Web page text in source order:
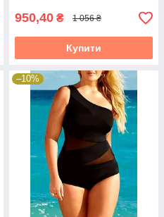
950,40 ₴ 1 056 ₴
Купити
–10%